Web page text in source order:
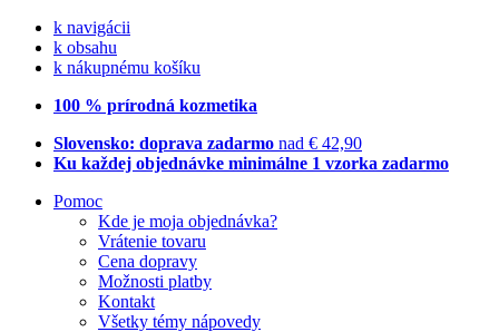
k navigácii
k obsahu
k nákupnému košíku
100 % prírodná kozmetika
Slovensko: doprava zadarmo nad € 42,90
Ku každej objednávke minimálne 1 vzorka zadarmo
Pomoc
Kde je moja objednávka?
Vrátenie tovaru
Cena dopravy
Možnosti platby
Kontakt
Všetky témy nápovedy